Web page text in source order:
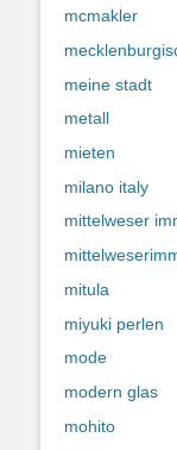
mcmakler
meine stadt
metall
mieten
milano italy
mittelweser
mitula
miyuki perlen
mode
modern glas
mohito